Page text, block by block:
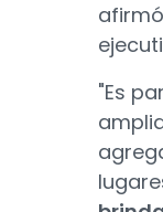
afirmó
"Es